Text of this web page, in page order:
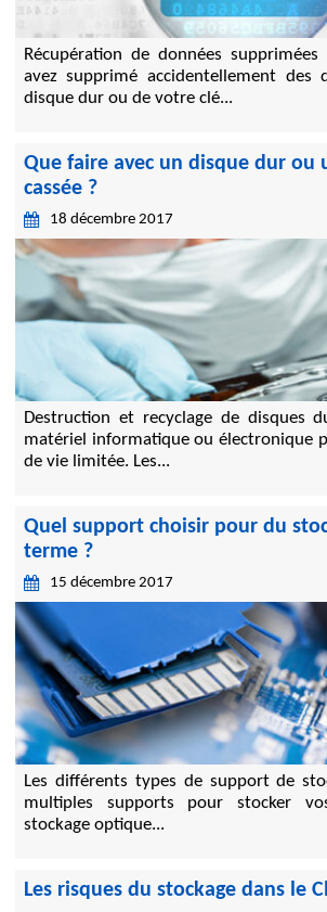
Récupération de données supprimées
avez supprimé accidentellement des
disque dur ou de votre clé...
Que faire avec un disque dur ou
cassée ?
18 décembre 2017
Destruction et recyclage de disques
matériel informatique ou électronique
de vie limitée. Les...
Quel support choisir pour du
terme ?
15 décembre 2017
Les différents types de support de
multiples supports pour stocker
stockage optique...
Les risques du stockage dans le